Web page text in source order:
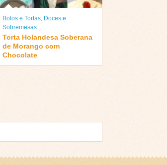
Bolos e Tortas Doces e
Sobremesas
Torta Holandesa Soberana
de Morango com
Chocolate